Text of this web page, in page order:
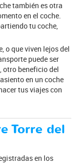
también es otra
en el coche.
tu coche,
o que viven lejos del
puede ser
otro beneficio del
en un coche
tus viajes con
Torre del
en los